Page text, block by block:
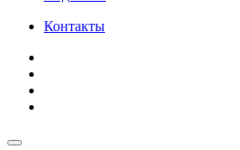
Контакты